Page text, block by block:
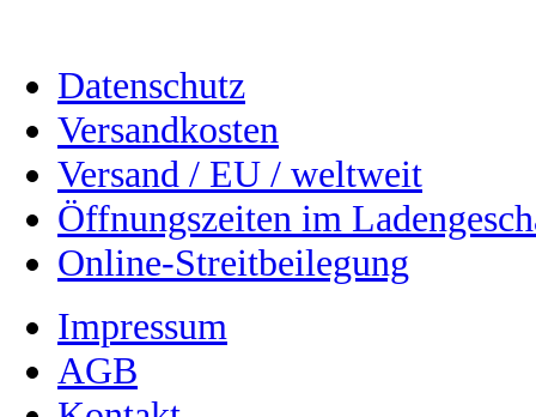
Datenschutz
Versandkosten
Versand / EU / weltweit
Öffnungszeiten im
Online-Streitbeilegung
Impressum
AGB